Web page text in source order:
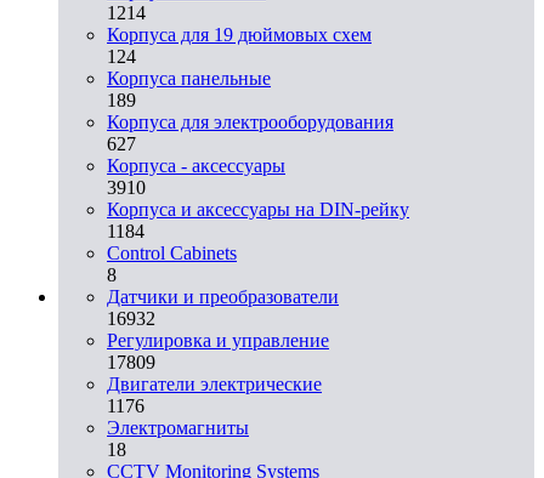
1214
Корпуса для 19 дюймовых схем
124
Корпуса панельные
189
Корпуса для электрооборудования
627
Корпуса - аксессуары
3910
Корпуса и аксессуары на DIN-рейку
1184
Control Cabinets
8
Датчики и преобразователи
16932
Регулировка и управление
17809
Двигатели электрические
1176
Электромагниты
18
CCTV Monitoring Systems